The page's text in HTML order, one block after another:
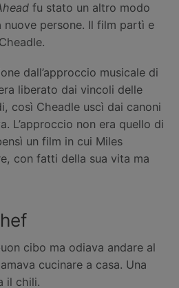
fu stato un altro modo
nuove persone. Il film partì e
dall’approccio musicale di
liberato dai vincoli delle
così Cheadle uscì dai canoni
L’approccio non era quello di
un film in cui Miles
con fatti della sua vita ma
cibo ma odiava andare al
cucinare a casa. Una
il chili.